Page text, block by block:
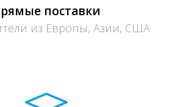
поставки
из Европы, Азии, США